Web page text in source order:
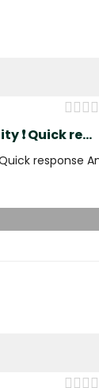

❗️ Quick re...
response
